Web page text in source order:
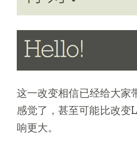
这一改变相信已经给大家
感觉了，甚至可能比改变
响更大。